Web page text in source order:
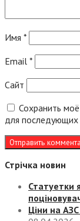
Имя *
Email *
Сайт
Сохранить
для
Стрічка новин
Статуетки
Ціни на